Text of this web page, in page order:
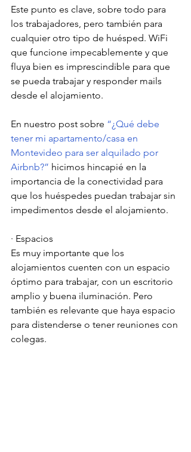
Este punto es clave, sobre todo para
los trabajadores, pero también para
cualquier otro tipo de huésped. WiFi
que funcione impecablemente y que
fluya bien es imprescindible para que
se pueda trabajar y responder mails
desde el alojamiento.
En nuestro post sobre “¿Qué debe
tener mi apartamento/casa en
Montevideo para ser alquilado por
Airbnb?” hicimos hincapié en la
importancia de la conectividad para
que los huéspedes puedan trabajar sin
impedimentos desde el alojamiento.
· Espacios
Es muy importante que los
alojamientos cuenten con un espacio
óptimo para trabajar, con un escritorio
amplio y buena iluminación. Pero
también es relevante que haya espacio
para distenderse o tener reuniones con
colegas.